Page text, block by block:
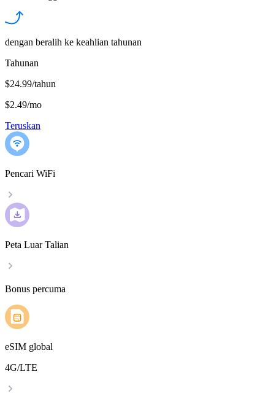
dengan beralih ke keahlian tahunan
Tahunan
$24.99/tahun
$2.49/mo
Teruskan
Pencari WiFi
Peta Luar Talian
Bonus percuma
eSIM global
4G/LTE